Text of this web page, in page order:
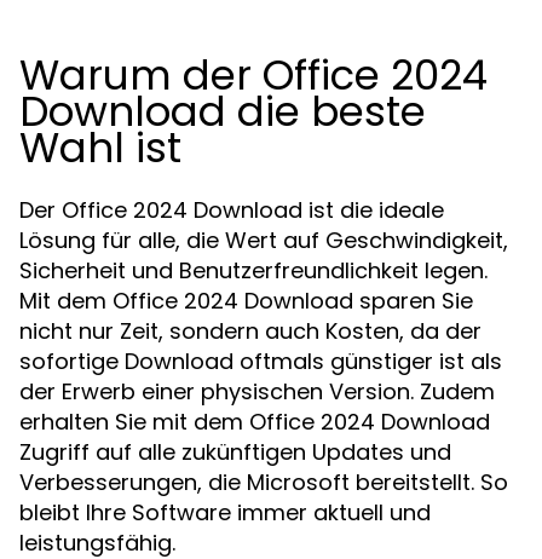
Warum der Office 2024
Download die beste
Wahl ist
Der Office 2024 Download ist die ideale
Lösung für alle, die Wert auf Geschwindigkeit,
Sicherheit und Benutzerfreundlichkeit legen.
Mit dem Office 2024 Download sparen Sie
nicht nur Zeit, sondern auch Kosten, da der
sofortige Download oftmals günstiger ist als
der Erwerb einer physischen Version. Zudem
erhalten Sie mit dem Office 2024 Download
Zugriff auf alle zukünftigen Updates und
Verbesserungen, die Microsoft bereitstellt. So
bleibt Ihre Software immer aktuell und
leistungsfähig.